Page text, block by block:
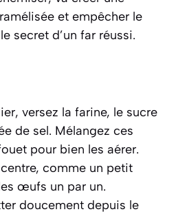
et empêcher le
secret d’un far réussi.
versez la farine, le sucre
de sel. Mélangez ces
pour bien les aérer.
comme un petit
œufs un par un.
doucement depuis le